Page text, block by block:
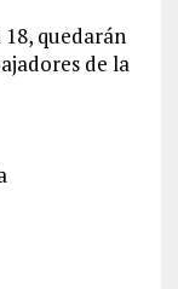
quedarán
de la